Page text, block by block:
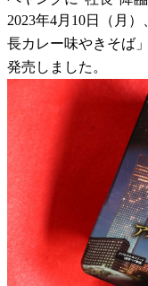
2023年4月10日（月
長カレー味やきそば
発売しました。